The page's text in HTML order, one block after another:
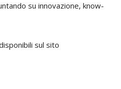
su innovazione, know-
sul sito